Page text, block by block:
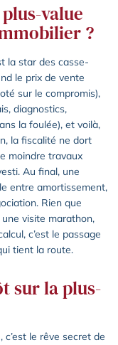
value
?
la star des casse-
le prix de vente
sur le compromis),
diagnostics,
la foulée), et voilà,
la fiscalité ne dort
moindre travaux
Au final, une
entre amortissement,
Rien que
visite marathon,
c’est le passage
tient la route.
sur la plus-
c’est le rêve secret de